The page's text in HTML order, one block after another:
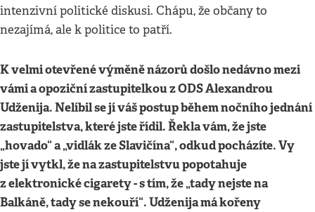
intenzivní politické diskusi. Chápu, že občany to
nezajímá, ale k politice to patří.
K velmi otevřené výměně názorů došlo nedávno mezi
vámi a opoziční zastupitelkou z ODS Alexandrou
Udženija. Nelíbil se jí váš postup během nočního jednání
zastupitelstva, které jste řídil. Řekla vám, že jste
„hovado“ a „vidlák ze Slavičína“, odkud pocházíte. Vy
jste jí vytkl, že na zastupitelstvu popotahuje
z elektronické cigarety - s tím, že „tady nejste na
Balkáně, tady se nekouří“. Udženija má kořeny